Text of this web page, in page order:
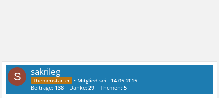
S sakrileg
• Mitglied seit: 14.05.2015
Beiträge: 138 Danke:29 Themen:5